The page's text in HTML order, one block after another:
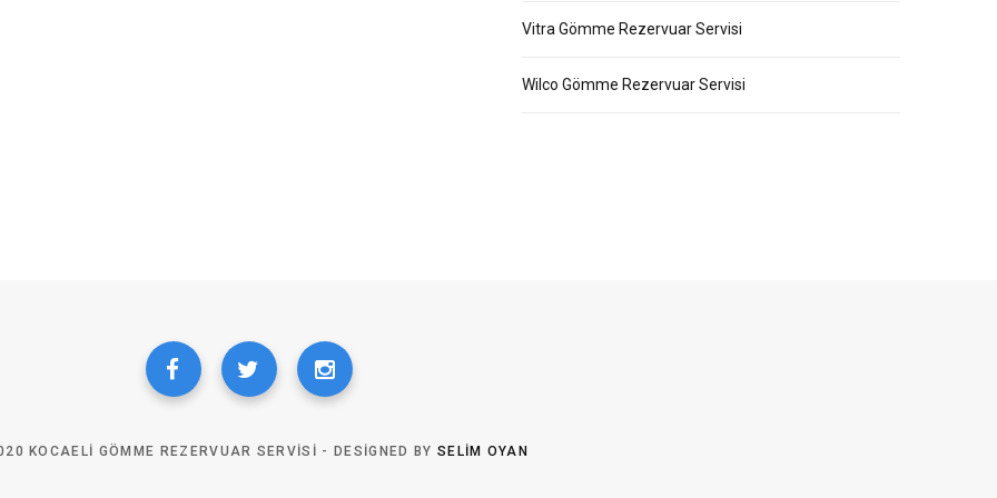
Vitra Gömme Rezervuar Servisi
Wilco Gömme Rezervuar Servisi
KOCAELI GÖMME REZERVUAR SERVISI - DESIGNED BY SELIM OYAN